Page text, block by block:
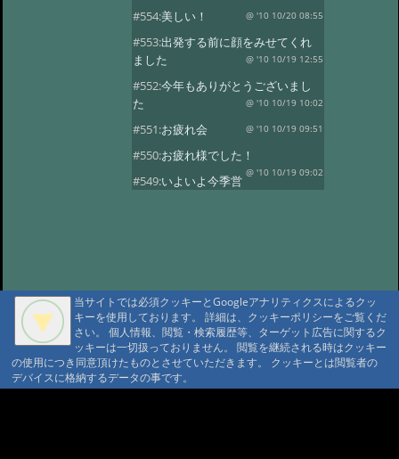
#554:美しい！ @ '10 10/20 08:55
#553:出発する前に顔をみせてくれ
ました
@ '10 10/19 12:55
#552:今年もありがとうございまし
た
@ '10 10/19 10:02
#551:お疲れ会 @ '10 10/19 09:51
#550:お疲れ様でした！
@ '10 10/19 09:02
#549:いよいよ今季営
#546:山の神様に歓迎されています
ね
@ '10 10/19 08:20
#545: 沼巡り最終日 @ '10 10/18 11:51
#544:霞ちゃん！ @ '10 10/18 11:32
#543:ヒグマセンター終了
当サイトでは必須クッキーとGoogleアナリティクスによるクッ
キーを使用しております。 詳細は、クッキーポリシーをご覧くだ
さい。 個人情報、閲覧・検索履歴等、ターゲット広告に関するク
ッキーは一切扱っておりません。 閲覧を継続される時はクッキー
の使用につき同意頂けたものとさせていただきます。 クッキーとは閲覧者の
デバイスに格納するデータの事です。